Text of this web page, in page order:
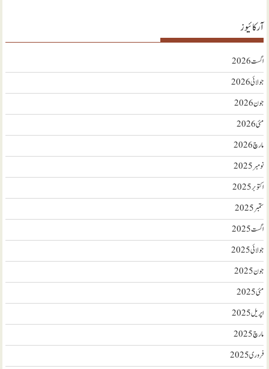
آرکائیوز
اگست 2026
جولائی 2026
جون 2026
مئی 2026
مارچ 2026
نومبر 2025
اکتوبر 2025
ستمبر 2025
اگست 2025
جولائی 2025
جون 2025
مئی 2025
اپریل 2025
مارچ 2025
فروری 2025